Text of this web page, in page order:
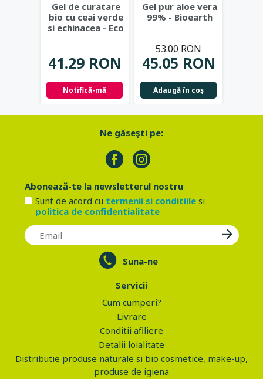
Gel de curatare
bio cu ceai verde
si echinacea - Eco
41.29 RON
Notifică-mă
Gel pur aloe vera
99% - Bioearth
45.05 RON
53.00 RON
Adaugă în coş
Ne găseşti pe:
Abonează-te la newsletterul nostru
Sunt de acord cu termenii si conditiilesi
politica de confidentialitate
Suna-ne
Servicii
Cum cumperi?
Livrare
Conditii afiliere
Detalii loialitate
Distributie produse naturale si bio cosmetice, make-up,
produse de igiena